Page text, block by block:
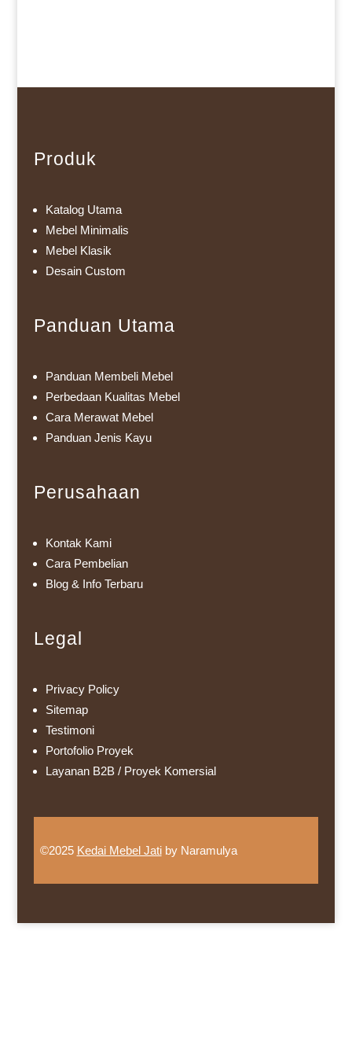
Produk
Katalog Utama
Mebel Minimalis
Mebel Klasik
Desain Custom
Panduan Utama
Panduan Membeli Mebel
Perbedaan Kualitas Mebel
Cara Merawat Mebel
Panduan Jenis Kayu
Perusahaan
Kontak Kami
Cara Pembelian
Blog & Info Terbaru
Legal
Privacy Policy
Sitemap
Testimoni
Portofolio Proyek
Layanan B2B / Proyek Komersial
©2025 Kedai Mebel Jatiby Naramulya